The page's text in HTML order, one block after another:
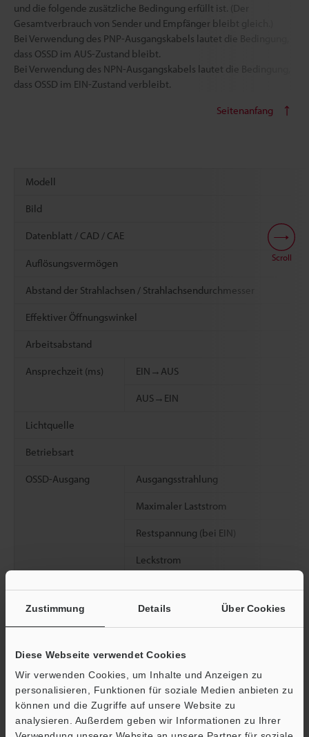
Zustimmung Details Über Cookies
Diese Webseite verwendet Cookies
Wir verwenden Cookies, um Inhalte und Anzeigen zu
personalisieren, Funktionen für soziale Medien anbieten zu
können und die Zugriffe auf unsere Website zu
analysieren. Außerdem geben wir Informationen zu Ihrer
und die folgende zusätzliche Bedingung erfüllt ist. (Der
Gesamtverbrauch von Sender und Empfänger bleibt gleich.)
Bei Verwendung des PNP-Ausgangskabels lautet die Bedingung,
dass OSSD im AUS-Zustand bleibt.
Bei Verwendung des NPN-Ausgangskabels lautet die Bedingung,
dass OSSD im EIN-Zustand verbleibt.
Seitenanfang
Modell
Bild
Datenblatt / CAD / CAE
Auflösungsvermögen
Abstand der Strahlachsen / Strahlachsendurchmesser
Effektiver Öffnungswinkel
Arbeitsabstand
Ansprechzeit (ms) EIN→AUS
AUS→EIN
Lichtquelle
Betriebsart
OSSD-Ausgang Ausgangsstrahlung
Maximaler Laststrom
Restspannung (bei EIN)
Leckstrom
max. kapazitive Last
Lastimpedanz der Verkabelung
sicherheitsrelevant
er Ausgang
Alarmausgang
Ausgang für Frei/Blockiert-Signal
Scroll